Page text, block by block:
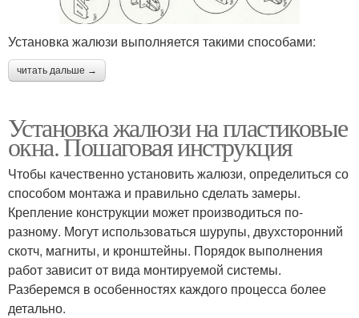
Установка жалюзи выполняется такими способами:
читать дальше →
Установка жалюзи на пластиковые
окна. Пошаговая инструкция
Чтобы качественно установить жалюзи, определиться со
способом монтажа и правильно сделать замеры.
Крепление конструкции может производиться по-
разному. Могут использоваться шурупы, двухсторонний
скотч, магниты, и кронштейны. Порядок выполнения
работ зависит от вида монтируемой системы.
Разберемся в особенностях каждого процесса более
детально.